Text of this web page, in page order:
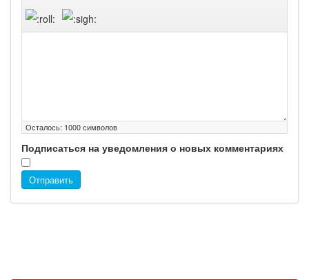
Осталось: 1000символов
Подписаться на уведомления о новых комментариях
Отправить